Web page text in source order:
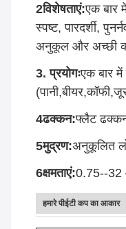
2विशेषताएं:एक बार
स्पष्ट, पारदर्शी,
अनुकूल और अच्छी
3. प्रयोगःएक बार
4ढक्कन:फ्लैट
5मुद्रण:अनुकूलित
6क्षमताएं:0.75--32
हमारे पीईटी कप का आकार